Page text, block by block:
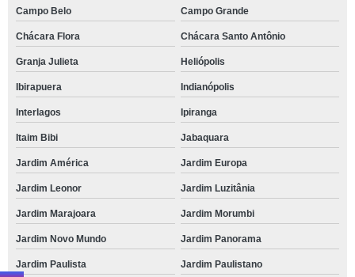
Campo Belo Campo Grande
Chácara Flora Chácara Santo Antônio
Granja Julieta Heliópolis
Ibirapuera Indianópolis
Interlagos Ipiranga
Itaim Bibi Jabaquara
Jardim América Jardim Europa
Jardim Leonor Jardim Luzitânia
Jardim Marajoara Jardim Morumbi
Jardim Novo Mundo Jardim Panorama
Jardim Paulista Jardim Paulistano